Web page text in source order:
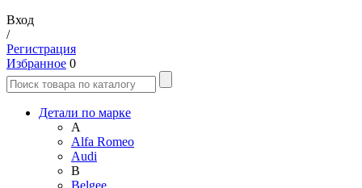
Вход
/
Регистрация
Избранное 0
Детали по марке
A
Alfa Romeo
Audi
B
Belgee